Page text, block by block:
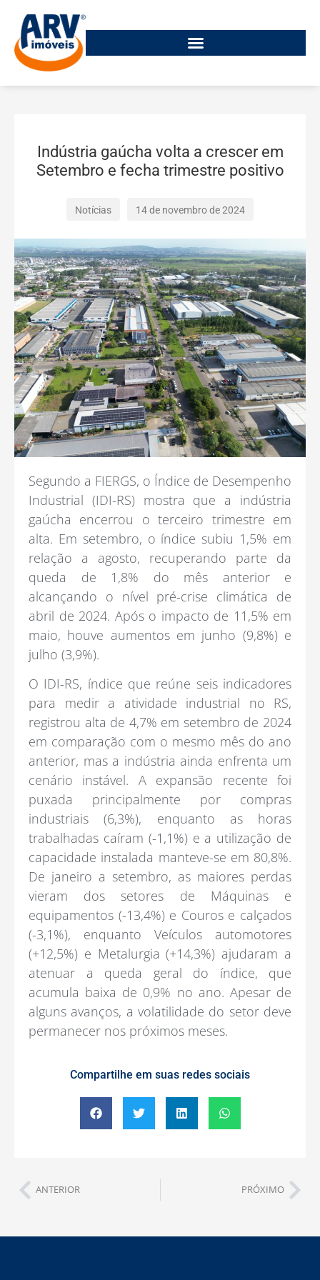
Indústria gaúcha volta a crescer em
Setembro e fecha trimestre positivo
Notícias 14 de novembro de 2024
Segundo a FIERGS, o Índice de Desempenho
Industrial (IDI-RS) mostra que a indústria
gaúcha encerrou o terceiro trimestre em
alta. Em setembro, o índice subiu 1,5% em
relação a agosto, recuperando parte da
queda de 1,8% do mês anterior e
alcançando o nível pré-crise climática de
abril de 2024. Após o impacto de 11,5% em
maio, houve aumentos em junho (9,8%) e
julho (3,9%).
O IDI-RS, índice que reúne seis indicadores
para medir a atividade industrial no RS,
registrou alta de 4,7% em setembro de 2024
em comparação com o mesmo mês do ano
anterior, mas a indústria ainda enfrenta um
cenário instável. A expansão recente foi
puxada principalmente por compras
industriais (6,3%), enquanto as horas
trabalhadas caíram (-1,1%) e a utilização de
capacidade instalada manteve-se em 80,8%.
De janeiro a setembro, as maiores perdas
vieram dos setores de Máquinas e
equipamentos (-13,4%) e Couros e calçados
(-3,1%), enquanto Veículos automotores
(+12,5%) e Metalurgia (+14,3%) ajudaram a
atenuar a queda geral do índice, que
acumula baixa de 0,9% no ano. Apesar de
alguns avanços, a volatilidade do setor deve
permanecer nos próximos meses.
Compartilhe em suas redes sociais
ANTERIOR PRÓXIMO